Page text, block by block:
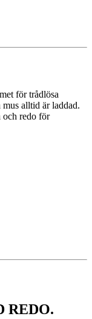
för trådlösa
alltid är laddad.
och redo för
REDO.